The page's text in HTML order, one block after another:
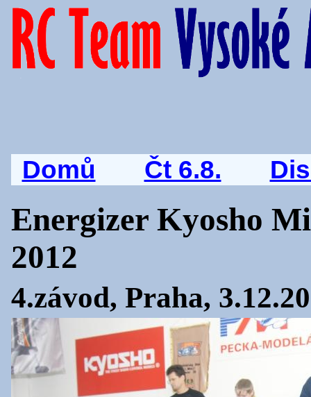
Domů Čt 6.8.
Energizer Kyosho
2012
4.závod, Praha,